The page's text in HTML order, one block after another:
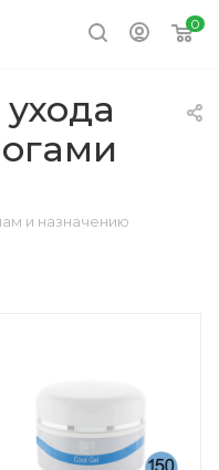
0
и назначению